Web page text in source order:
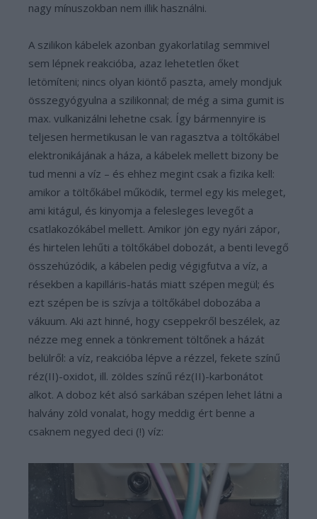
nagy mínuszokban nem illik használni.
A szilikon kábelek azonban gyakorlatilag semmivel
sem lépnek reakcióba, azaz lehetetlen őket
letömíteni; nincs olyan kiöntő paszta, amely mondjuk
összegyógyulna a szilikonnal; de még a sima gumit is
max. vulkanizálni lehetne csak. Így bármennyire is
teljesen hermetikusan le van ragasztva a töltőkábel
elektronikájának a háza, a kábelek mellett bizony be
tud menni a víz – és ehhez megint csak a fizika kell:
amikor a töltőkábel működik, termel egy kis meleget,
ami kitágul, és kinyomja a felesleges levegőt a
csatlakozókábel mellett. Amikor jön egy nyári zápor,
és hirtelen lehűti a töltőkábel dobozát, a benti levegő
összehúzódik, a kábelen pedig végigfutva a víz, a
résekben a kapilláris-hatás miatt szépen megül; és
ezt szépen be is szívja a töltőkábel dobozába a
vákuum. Aki azt hinné, hogy cseppekről beszélek, az
nézze meg ennek a tönkrement töltőnek a házát
belülről: a víz, reakcióba lépve a rézzel, fekete színű
réz(II)-oxidot, ill. zöldes színű réz(II)-karbonátot
alkot. A doboz két alsó sarkában szépen lehet látni a
halvány zöld vonalat, hogy meddig ért benne a
csaknem negyed deci (!) víz: